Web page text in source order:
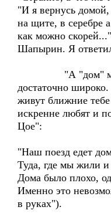
"И я вернусь
на щите, в серебре
как можно
Шапырин. Я
"А "дом"
достаточно
живут ближние
искренне любят и
Цое":
"Наш поезд едет
Туда, где мы жили
Дома было плохо,
Именно это
в руках").